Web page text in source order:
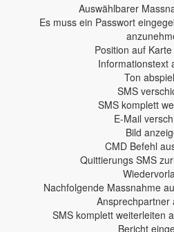
Auswählbarer
Es muss ein Passwort
Position auf
Informationstext
Ton
SMS
SMS komplett
E-Mail
Bild
CMD Befehl
Quittierungs SMS
Nachfolgende Massnahme
Ansprechpartner
SMS komplett weiterleiten
Bericht